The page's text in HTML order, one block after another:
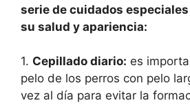
serie de cuidados
su salud y apariencia:
1. Cepillado diario: es
pelo de los perros con pelo
vez al día para evitar la